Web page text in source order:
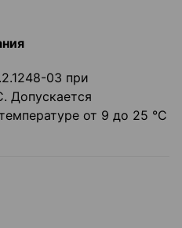
03 при
Допускается
от 9 до 25 °C